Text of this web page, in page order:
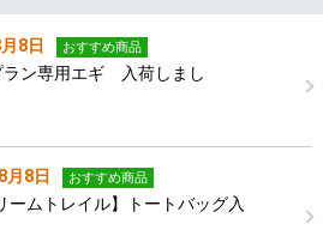
8日 おすすめ商品
ラン専用エギ 入荷しまし
月8日 おすすめ商品
ームトレイル】トートバッグ入